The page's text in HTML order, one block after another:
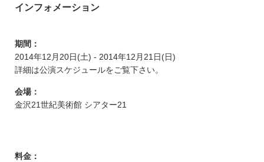
インフォメーション
期間：
2014年12月20日(土) - 2014年12月21日(日)
詳細は公演スケジュールをご覧下さい。
会場：
金沢21世紀美術館 シアター21
料金：